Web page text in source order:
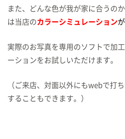
また、どんな色が我が家に合うの
は当店のカラーシミュレーション
実際のお写真を専用のソフトで加
ーションをお試しいただけます。
（ご来店、対面以外にもwebで打
することもできます。）